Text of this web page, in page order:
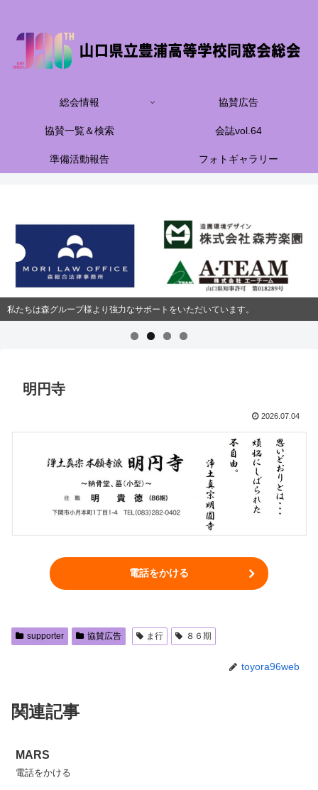
総会情報 協賛広告
協賛一覧＆検索 会誌vol.64
準備活動報告 フォトギャラリー
私たちは森グループ様より強力なサポートをいただいています。
明円寺
2026.07.04
電話をかける
supporter 協賛広告 ま行 ８６期
toyora96web
関連記事
MARS
電話をかける